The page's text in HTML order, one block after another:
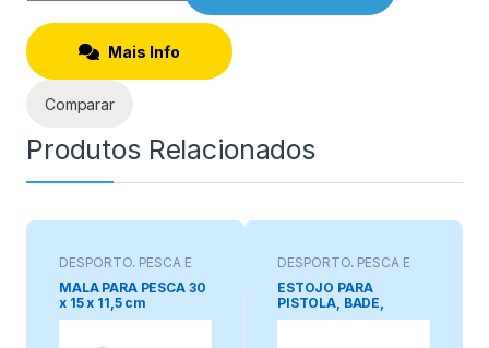
Mais Info
Comparar
Produtos Relacionados
DESPORTO, PESCA E
JOGOS
MALA PARA PESCA 30
x 15 x 11,5 cm
DESPORTO, PESCA E
JOGOS
ESTOJO PARA
PISTOLA, BADE,
PRETO, 26 cm